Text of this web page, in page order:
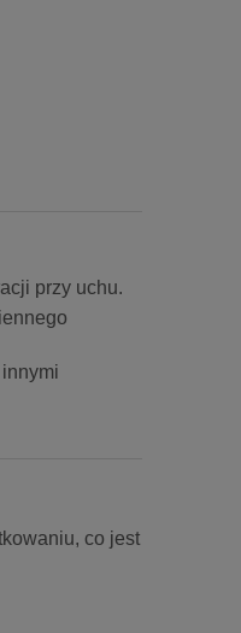
przy uchu.
co jest